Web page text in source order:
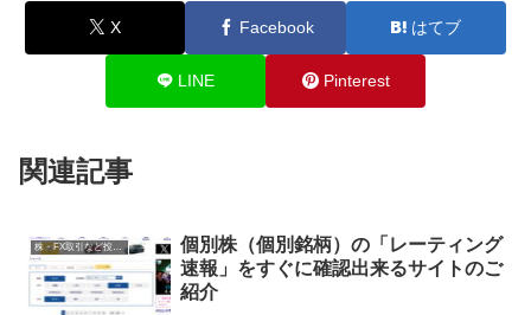
X Facebook はてブ
LINE Pinterest
関連記事
株・FX取引など投資関連
個別株（個別銘柄）の「レーティング
速報」をすぐに確認出来るサイトのご
紹介